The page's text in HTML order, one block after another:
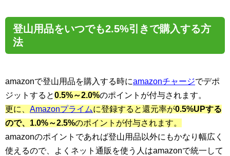
登山用品をいつでも2.5%引きで購入する方
法
amazonで登山用品を購入する時にamazonチャージでデポ
ジットすると0.5%～2.0%のポイントが付与されます。
更に、 Amazonプライムに登録すると還元率が0.5%UPする
ので、1.0%～2.5%のポイントが付与されます。
amazonのポイントであれば登山用品以外にもかなり幅広く
使えるので、よくネット通販を使う人はamazonで統一して